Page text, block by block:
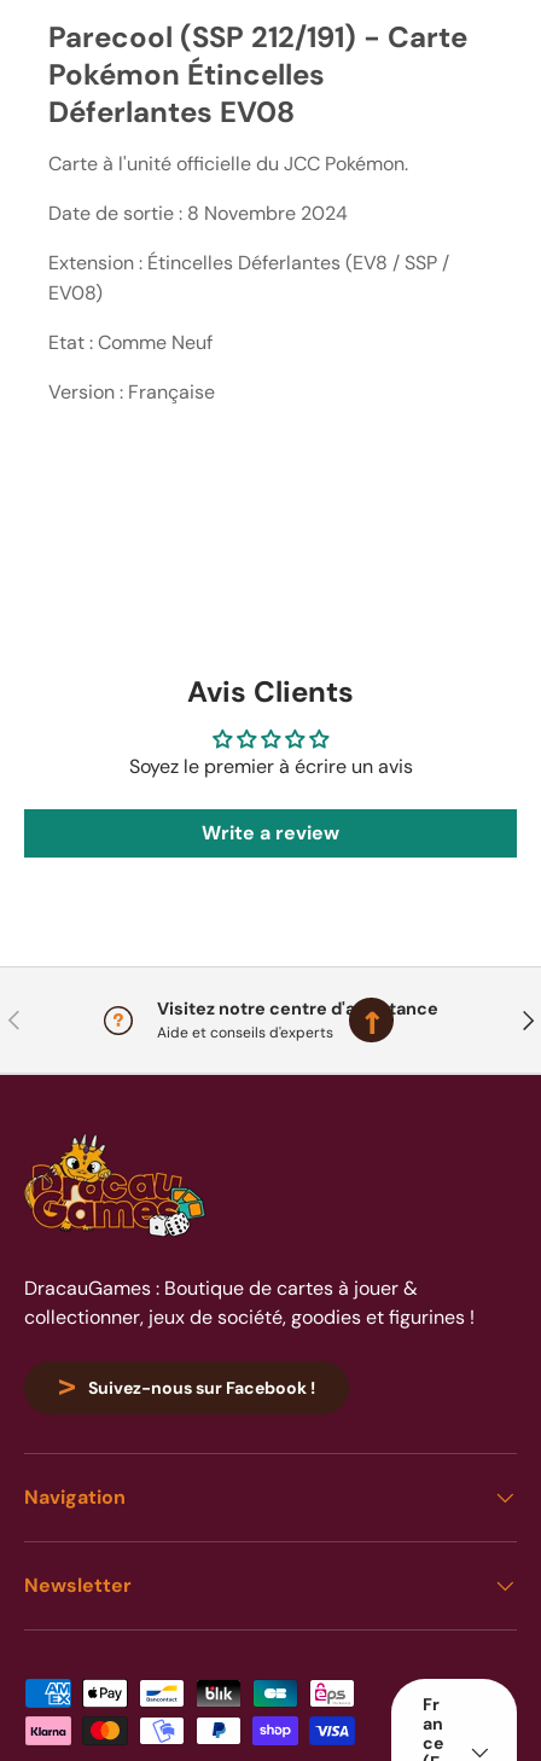
Parecool (SSP 212/191) - Carte
Pokémon Étincelles
Déferlantes EV08
Carte à l'unité officielle du JCC Pokémon.
Date de sortie : 8 Novembre 2024
Extension : Étincelles Déferlantes (EV8 / SSP /
EV08)
Etat : Comme Neuf
Version : Française
Avis Clients
Soyez le premier à écrire un avis
Write a review
Précédent Visitez notre centre d'assistance
Aide et conseils d'experts
DracauGames : Boutique de cartes à jouer &
collectionner, jeux de société, goodies et figurines !
Suivez-nous sur Facebook !
Navigation
Newsletter
Moyens de paiement acceptés Pays
Fr
an
ce